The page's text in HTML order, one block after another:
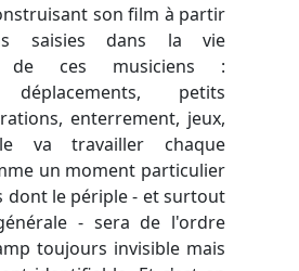
son film à partir
saisies dans la vie
de ces musiciens :
déplacements, petits
enterrement, jeux,
va travailler chaque
un moment particulier
dont le périple - et surtout
- sera de l'ordre
toujours invisible mais